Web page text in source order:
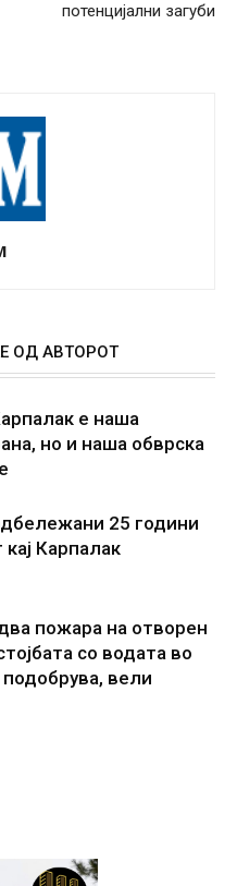
потенцијални загуби
ОД АВТОРОТ
е наша
но и наша обврска
25 години
Карпалак
пожара на отворен
со водата во
подобрува, вели